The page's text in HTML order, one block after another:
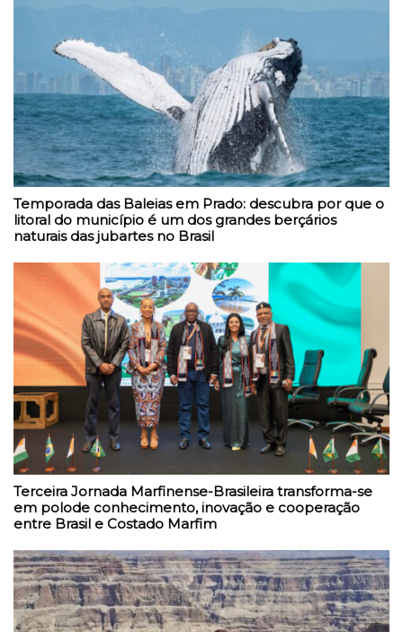
Temporada das Baleias em Prado: descubra por que o
litoral do município é um dos grandes berçários
naturais das jubartes no Brasil
Terceira Jornada Marfinense-Brasileira transforma-se
em polode conhecimento, inovação e cooperação
entre Brasil e Costado Marfim